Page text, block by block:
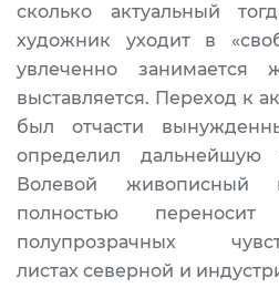
сколько актуальный
художник уходит в
увлеченно занимается
выставляется. Переход к
был отчасти
определил дальнейшую
Волевой живописный
полностью
полупрозрачных
листах северной и